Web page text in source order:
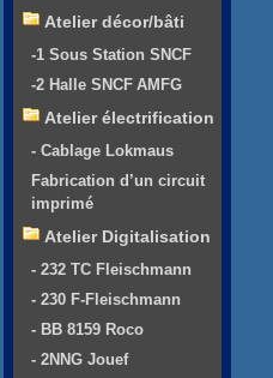
Atelier décor/bâti
-1 Sous Station SNCF
-2 Halle SNCF AMFG
Atelier électrification
- Cablage Lokmaus
Fabrication d’un circuit
imprimé
Atelier Digitalisation
- 232 TC Fleischmann
- 230 F-Fleischmann
- BB 8159 Roco
- 2NNG Jouef